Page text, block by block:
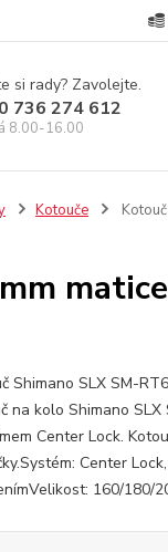
si rady? Zavolejte.
736 274 612
8.00-16.00
Kotouče
Shimano SLX SM-
na kolo Shimano
Center Lock.
Center
160/180/